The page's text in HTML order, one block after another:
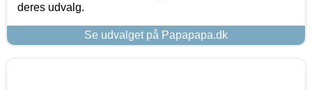
deres udvalg.
Se udvalget på Papapapa.dk